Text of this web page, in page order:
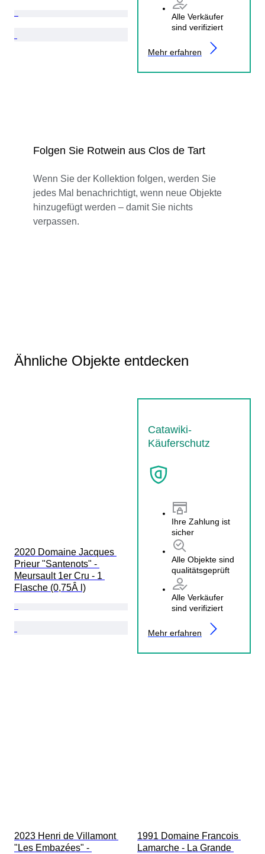
Alle Verkäufer
sind verifiziert
Mehr erfahren
Folgen Sie Rotwein aus Clos de Tart
Wenn Sie der Kollektion folgen, werden Sie
jedes Mal benachrichtigt, wenn neue Objekte
hinzugefügt werden – damit Sie nichts
verpassen.
Ähnliche Objekte entdecken
Catawiki-
Käuferschutz
Ihre Zahlung ist
sicher
Alle Objekte sind
qualitätsgeprüft
Alle Verkäufer
sind verifiziert
Mehr erfahren
2020 Domaine Jacques
Prieur "Santenots" -
Meursault 1er Cru - 1
Flasche (0,75Â l)
2023 Henri de Villamont
"Les Embazées" -
1991 Domaine Francois
Lamarche - La Grande